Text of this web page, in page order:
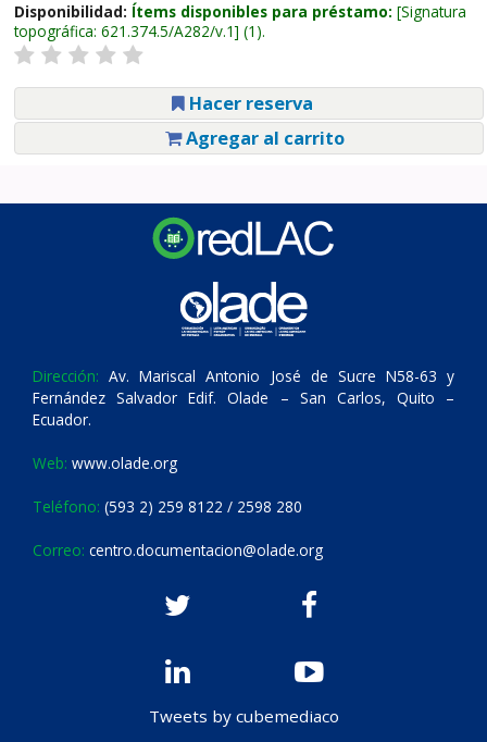
Disponibilidad: Ítems disponibles para préstamo: Signatura
topográfica: 621.374.5/A282/v.1 (1).
Hacer reserva
Agregar al carrito
Dirección: Av. Mariscal Antonio José de Sucre N58-63 y
Fernández Salvador Edif. Olade – San Carlos, Quito –
Ecuador.
Web: www.olade.org
Teléfono: (593 2) 259 8122 / 2598 280
Correo: centro.documentacion@olade.org
Tweets by cubemediaco